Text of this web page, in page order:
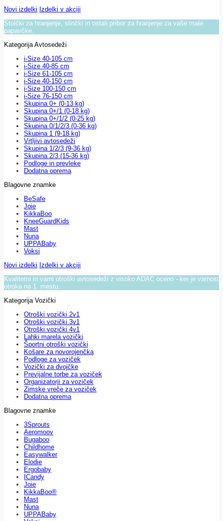
Novi izdelki Izdelki v akciji
Stolčki za hranjenje, slinčki in ostali pribor za hranjenje za vaše male
papavčke.
Kategorija Avtosedeži
i-Size 40-105 cm
i-Size 40-85 cm
i-Size 61-105 cm
i-Size 40-150 cm
i-Size 100-150 cm
i-Size 76-150 cm
Skupina 0+ (0-13 kg)
Skupina 0+/1 (0-18 kg)
Skupina 0+/1/2 (0-25 kg)
Skupina 0/1/2/3 (0-36 kg)
Skupina 1 (9-18 kg)
Vrtljivi avtosedeži
Skupina 1/2/3 (9-36 kg)
Skupina 2/3 (15-36 kg)
Podloge in prevleke
Dodatna oprema
Blagovne znamke
BeSafe
Joie
KikkaBoo
KneeGuardKids
Mast
Nuna
UPPABaby
Voksi
Novi izdelki Izdelki v akciji
Kvalitetni in varni otroški avtosedeži z visoko ADAC oceno - ker je varnost
otroka na 1. mestu.
Kategorija Vozički
Otroški vozički 2v1
Otroški vozički 3v1
Otroški vozički 4v1
Lahki marela vozički
Športni otroški vozički
Košare za novorojenčka
Podloge za voziček
Vozički za dvojčke
Previjalne torbe za voziček
Organizatorji za voziček
Zimske vreče za voziček
Dodatna oprema
Blagovne znamke
3Sprouts
Aeromoov
Bugaboo
Childhome
Easywalker
Elodie
Ergobaby
ICandy
Joie
KikkaBoo®
Mast
Nuna
UPPABaby